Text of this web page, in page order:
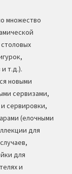
множество
т.д.).
новыми
сервизами,
сервировки,
(елочными
для
для
и